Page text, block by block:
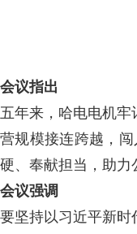
会议指出
五年来，哈电电机牢
营规模接连跨越，
硬、奉献担当，助力
会议强调
要坚持以习近平新